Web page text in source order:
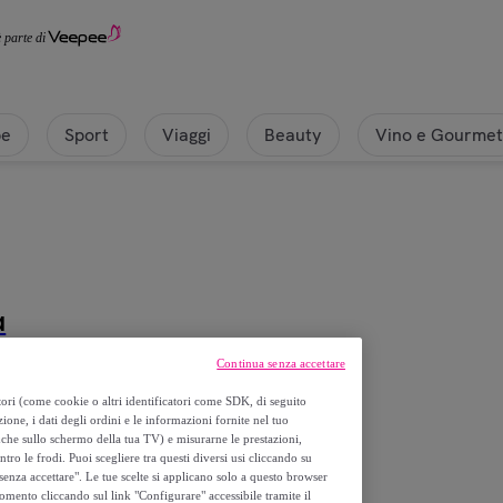
Sport Viaggi Beauty Vino e Gourmet
(come cookie o altri identificatori come SDK, di seguito
i dati degli ordini e le informazioni fornite nel tuo
sullo schermo della tua TV) e misurarne le prestazioni,
le frodi. Puoi scegliere tra questi diversi usi cliccando su
accettare". Le tue scelte si applicano solo a questo browser
cliccando sul link "Configurare" accessibile tramite il
Continua senza accettare